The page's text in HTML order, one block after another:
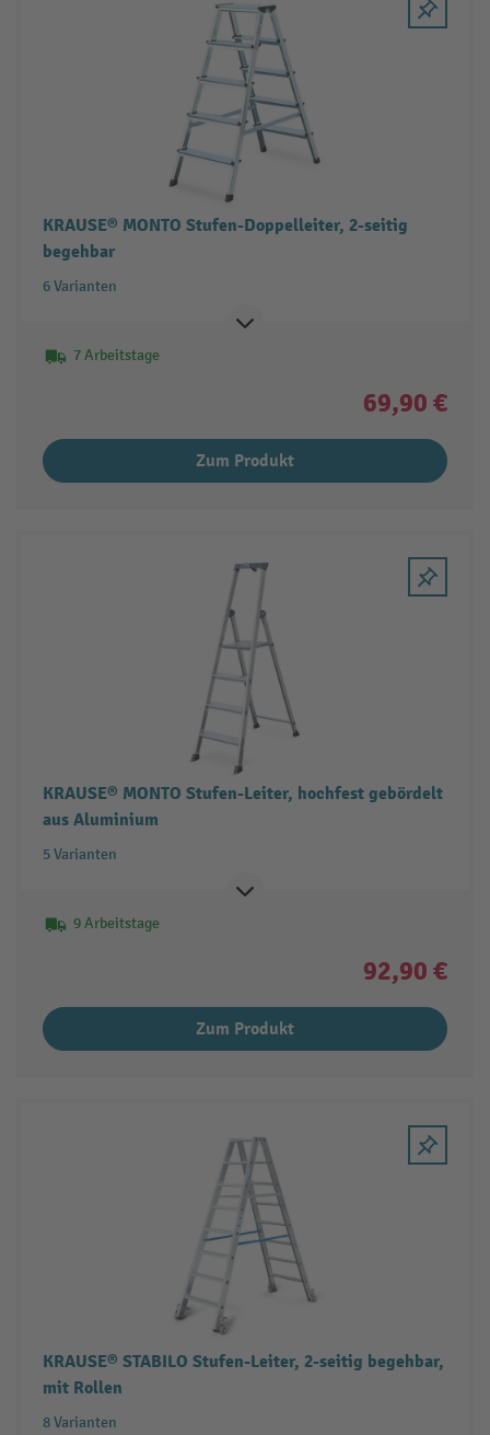
KRAUSE® MONTO Stufen-Doppelleiter, 2-seitig
begehbar
6 Varianten
7 Arbeitstage
69,90 €
Zum Produkt
KRAUSE® MONTO Stufen-Leiter, hochfest gebördelt
aus Aluminium
5 Varianten
9 Arbeitstage
92,90 €
Zum Produkt
KRAUSE® STABILO Stufen-Leiter, 2-seitig begehbar,
mit Rollen
8 Varianten